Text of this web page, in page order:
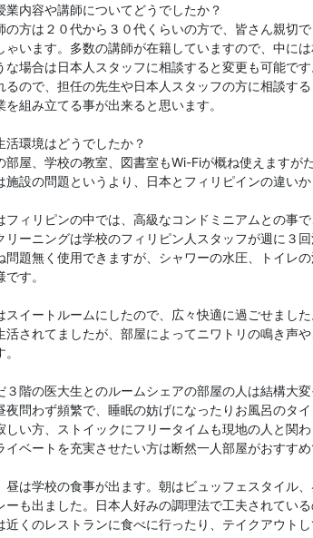
内容や講師についてどうでしたか？
の方は２０代から３０代くらいの方で、皆さん親切
ゃいます。多数の講師が在籍していますので、中に
な場合は日本人スタッフに相談すると変更も可能で
るので、担任の先生や日本人スタッフの方に相談す
を組み立てる事が出来ると思います。
環境はどうでしたか？
部屋、学校の教室、図書室もWi-Fiが概ね使えますが
施設の問題というより、日本とフィリピインの違いか
フィリピンの中では、高級なコンドミニアムとの事
リーニングは学校のフィリピン人スタッフが週に３
問題無く使用できますが、シャワーの水圧、トイレ
です。
スイートルームにしたので、広々快適に過ごせまし
活されてましたが、部屋によってニワトリの鳴き声
３階の医大生とのルームシェアの部屋の人は結構大
夜問わず頻繁で、睡眠の妨げになったりお風呂のタ
しい方、ストイックにフリータイムも現地の人と関
イベートを充実させたい方は断然一人部屋がおすすめ
昼は学校の食事が出ます。朝はビュッフェスタイル
ーも出ました。日本人好みの調理法で工夫されてい
近くのレストランに食べに行ったり、テイクアウト